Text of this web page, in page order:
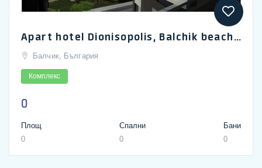
Apart hotel Dionisopolis, Balchik beach strip
Балчик, България
Комплекс
0
Площ
0
Спални
0
Бани
0